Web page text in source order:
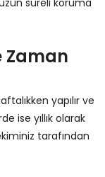
süreli koruma
Zaman
yapılır ve
ise yıllık olarak
tarafından